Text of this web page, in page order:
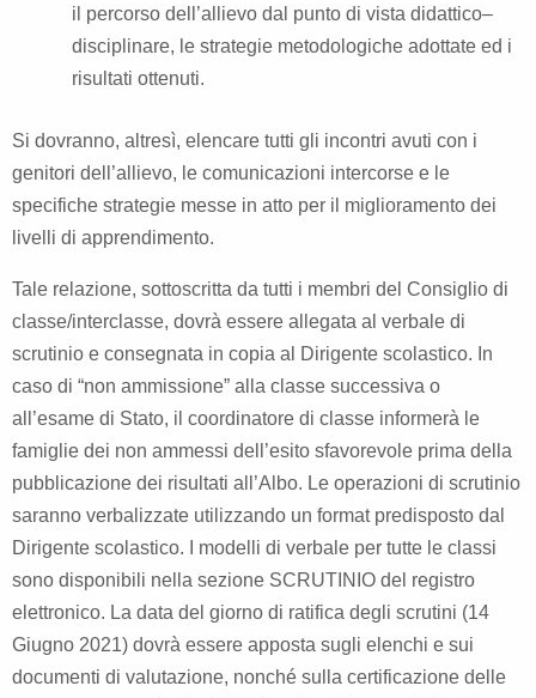
il percorso dell’allievo dal punto di vista didattico–
disciplinare, le strategie metodologiche adottate ed i
risultati ottenuti.
Si dovranno, altresì, elencare tutti gli incontri avuti con i
genitori dell’allievo, le comunicazioni intercorse e le
specifiche strategie messe in atto per il miglioramento dei
livelli di apprendimento.
Tale relazione, sottoscritta da tutti i membri del Consiglio di
classe/interclasse, dovrà essere allegata al verbale di
scrutinio e consegnata in copia al Dirigente scolastico. In
caso di “non ammissione” alla classe successiva o
all’esame di Stato, il coordinatore di classe informerà le
famiglie dei non ammessi dell’esito sfavorevole prima della
pubblicazione dei risultati all’Albo. Le operazioni di scrutinio
saranno verbalizzate utilizzando un format predisposto dal
Dirigente scolastico. I modelli di verbale per tutte le classi
sono disponibili nella sezione SCRUTINIO del registro
elettronico. La data del giorno di ratifica degli scrutini (14
Giugno 2021) dovrà essere apposta sugli elenchi e sui
documenti di valutazione, nonché sulla certificazione delle